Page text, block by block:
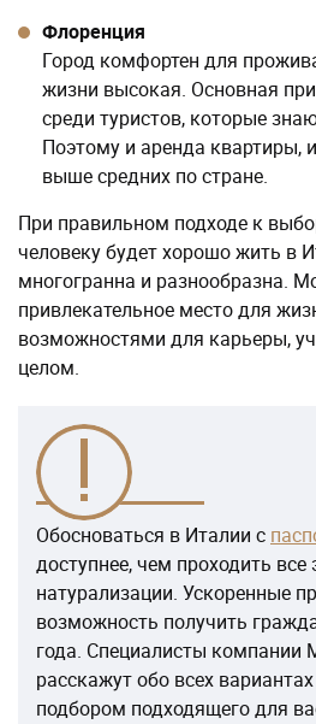
Флоренция
Город комфортен для
жизни высокая. Основная
среди туристов, которые
Поэтому и аренда квартиры,
выше средних по стране.
При правильном подходе к
человеку будет хорошо жить в
многогранна и разнообразна.
привлекательное место для
возможностями для карьеры,
целом.
Обосноваться в Италии с
доступнее, чем проходить все
натурализации. Ускоренные
возможность получить
года. Специалисты компании
расскажут обо всех
подбором подходящего для